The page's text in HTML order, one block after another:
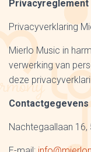
Privacyreglement
Privacyverklaring
Mierlo Music in
verwerking van
deze
Contactgegevens
Nachtegaallaan 16,